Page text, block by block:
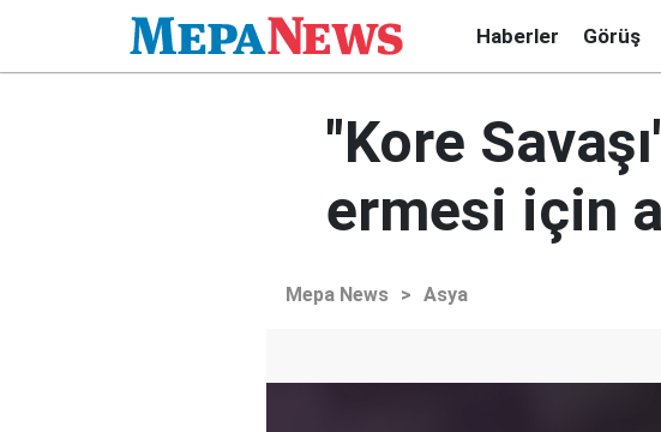
Haberler Görüş
"Kore
ermesi için
Mepa News > Asya